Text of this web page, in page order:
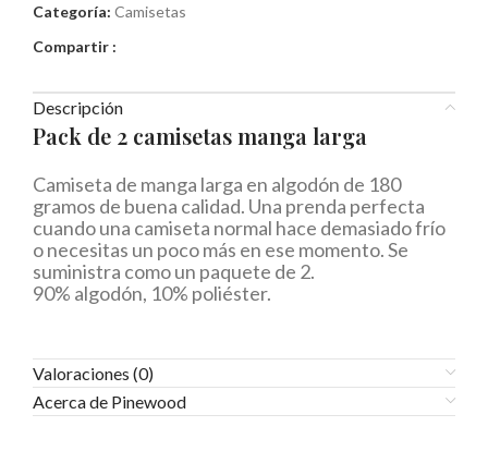
Categoría: Camisetas
Compartir :
Descripción
Pack de 2 camisetas manga larga
Camiseta de manga larga en algodón de 180
gramos de buena calidad. Una prenda perfecta
cuando una camiseta normal hace demasiado frío
o necesitas un poco más en ese momento. Se
suministra como un paquete de 2.
90% algodón, 10% poliéster.
Valoraciones (0)
Acerca de Pinewood